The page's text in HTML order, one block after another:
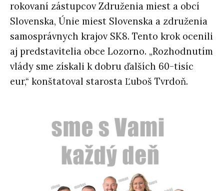
rokovaní zástupcov Združenia miest a obcí
Slovenska, Únie miest Slovenska a združenia
samosprávnych krajov SK8. Tento krok ocenili
aj predstavitelia obce Lozorno. „Rozhodnutím
vlády sme získali k dobru ďalších 60-tisíc
eur,“ konštatoval starosta Ľuboš Tvrdoň.